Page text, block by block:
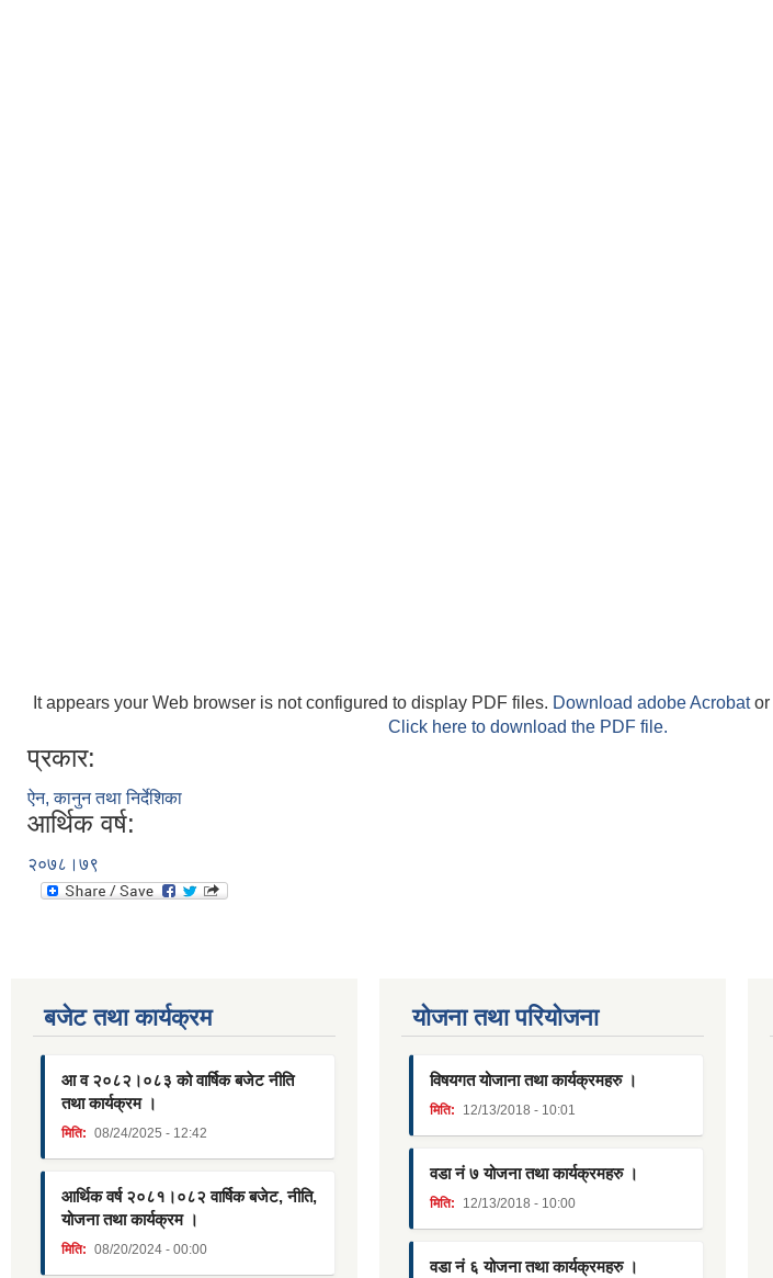
It appears your Web browser is not configured to display PDF files. Download adobe Acrobator
Click here to download the PDF file.
प्रकार:
ऐन, कानुन तथा निर्देशिका
आर्थिक वर्ष:
२०७८।७९
बजेट तथा कार्यक्रम
आ व २०८२।०८३ को वार्षिक बजेट नीति
तथा कार्यक्रम ।
मिति: 08/24/2025 - 12:42
आर्थिक वर्ष २०८१।०८२ वार्षिक बजेट, नीति,
योजना तथा कार्यक्रम ।
मिति: 08/20/2024 - 00:00
याेजना तथा परियाेजना
विषयगत योजाना तथा कार्यक्रमहरु ।
मिति: 12/13/2018 - 10:01
वडा नं ७ योजना तथा कार्यक्रमहरु ।
मिति: 12/13/2018 - 10:00
वडा नं ६ योजना तथा कार्यक्रमहरु ।